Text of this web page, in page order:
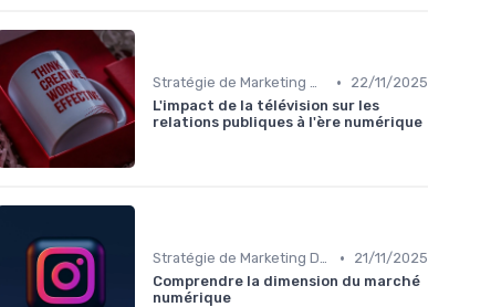
Stratégie de Marketing Digital •
22/11/2025
L'impact de la télévision sur les
relations publiques à l'ère numérique
Stratégie de Marketing Digital •
21/11/2025
Comprendre la dimension du marché
numérique